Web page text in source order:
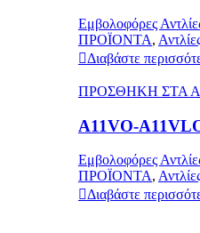
Εμβολοφόρες
ΠΡΟΪΟΝΤΑ,
Διαβάστε
ΠΡΟΣΘΗΚΗ ΣΤΑ
A11VO-
Εμβολοφόρες
ΠΡΟΪΟΝΤΑ,
Διαβάστε